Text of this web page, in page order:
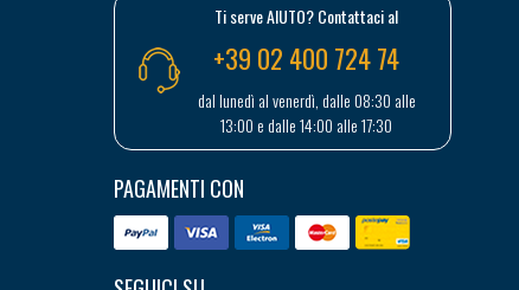
Ti serve AIUTO? Contattaci al
+39 02 400 724 74
dal lunedì al venerdì, dalle 08:30 alle
13:00 e dalle 14:00 alle 17:30
PAGAMENTI CON